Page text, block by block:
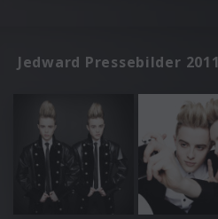
Jedward Pressebilder 2011